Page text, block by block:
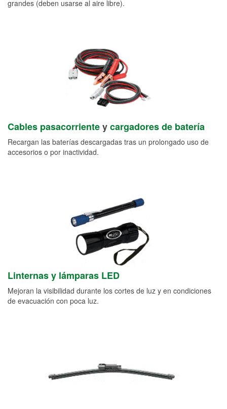
grandes (deben usarse al aire libre).
Cables pasacorrienteycargadores de batería
Recargan las baterías descargadas tras un prolongado uso de
accesorios o por inactividad.
Linternas y lámparas LED
Mejoran la visibilidad durante los cortes de luz y en condiciones
de evacuación con poca luz.